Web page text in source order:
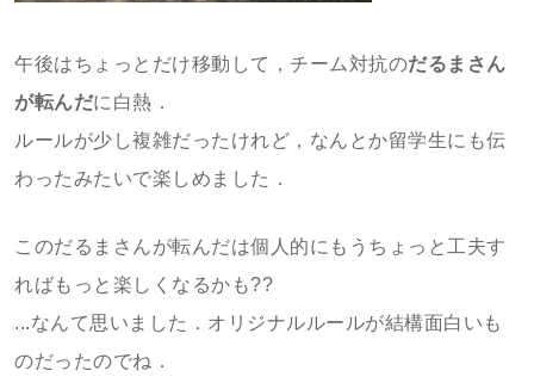
午後はちょっとだけ移動して，チーム対抗のだるまさん
が転んだに白熱．
ルールが少し複雑だったけれど，なんとか留学生にも伝
わったみたいで楽しめました．
このだるまさんが転んだは個人的にもうちょっと工夫す
ればもっと楽しくなるかも??
...なんて思いました．オリジナルルールが結構面白いも
のだったのでね．